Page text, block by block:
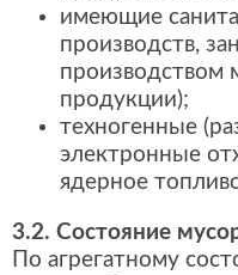
имеющие
производств,
производством
продукции);
техногенные
электронные
ядерное
3.2. Состояние
По агрегатному